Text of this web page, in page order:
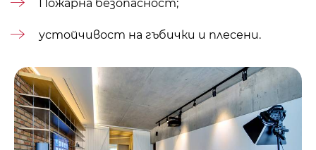
Пожарна безопасност;
устойчивост на гъбички и плесени.